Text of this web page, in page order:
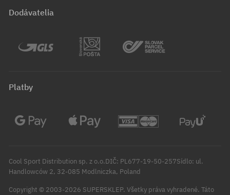
Dodávatelia
Platby
Cool Sport Distribution sp. z o.o.DIČ: PL677-19-50-257Sídlo: ul.
Handlowców 2, 32-085 Modlniczka, Poland
Copyright © 2003-2026 SUPERSKLEP. Všetky práva vyhradené. Táto